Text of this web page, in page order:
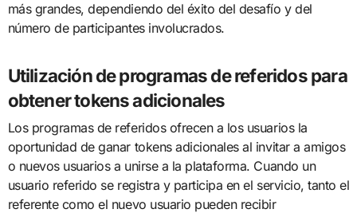
más grandes, dependiendo del éxito del desafío y del
número de participantes involucrados.
Utilización de programas de referidos para
obtener tokens adicionales
Los programas de referidos ofrecen a los usuarios la
oportunidad de ganar tokens adicionales al invitar a amigos
o nuevos usuarios a unirse a la plataforma. Cuando un
usuario referido se registra y participa en el servicio, tanto el
referente como el nuevo usuario pueden recibir